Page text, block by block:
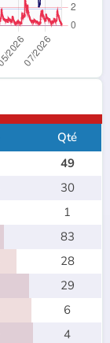
Qté
49
30
1
83
28
29
6
4